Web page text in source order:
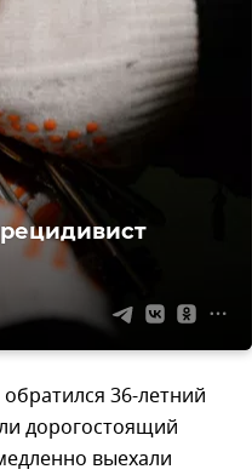
36-летний
дорогостоящий
выехали